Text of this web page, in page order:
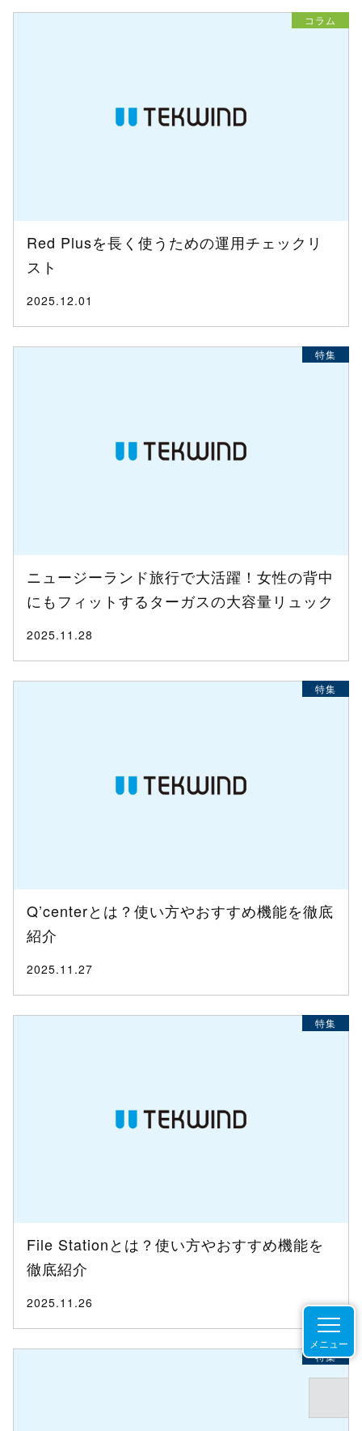
メニュー
コラム
Red Plusを長く使うための運用チェックリ
スト
2025.12.01
特集
ニュージーランド旅行で大活躍！女性の背中
にもフィットするターガスの大容量リュック
2025.11.28
特集
Q’centerとは？使い方やおすすめ機能を徹底
紹介
2025.11.27
特集
File Stationとは？使い方やおすすめ機能を
徹底紹介
2025.11.26
特集